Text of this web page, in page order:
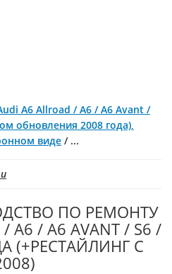
A6 Allroad / A6 / A6 Avant /
обновления 2008 года),
виде / ...
ПО РЕМОНТУ
/ A6 / A6 AVANT / S6 /
(+РЕСТАЙЛИНГ С